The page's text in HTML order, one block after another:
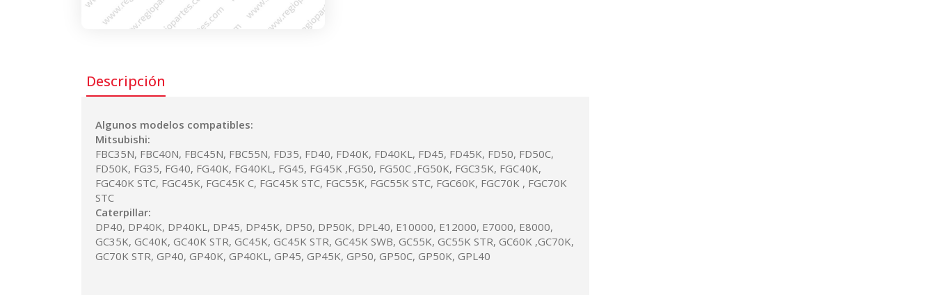
Descripción
Algunos modelos compatibles:
Mitsubishi:
FBC35N, FBC40N, FBC45N, FBC55N, FD35, FD40, FD40K, FD40KL, FD45, FD45K, FD50, FD50C,
FD50K, FG35, FG40, FG40K, FG40KL, FG45, FG45K ,FG50, FG50C ,FG50K, FGC35K, FGC40K,
FGC40K STC, FGC45K, FGC45K C, FGC45K STC, FGC55K, FGC55K STC, FGC60K, FGC70K , FGC70K
STC
Caterpillar:
DP40, DP40K, DP40KL, DP45, DP45K, DP50, DP50K, DPL40, E10000, E12000, E7000, E8000,
GC35K, GC40K, GC40K STR, GC45K, GC45K STR, GC45K SWB, GC55K, GC55K STR, GC60K ,GC70K,
GC70K STR, GP40, GP40K, GP40KL, GP45, GP45K, GP50, GP50C, GP50K, GPL40